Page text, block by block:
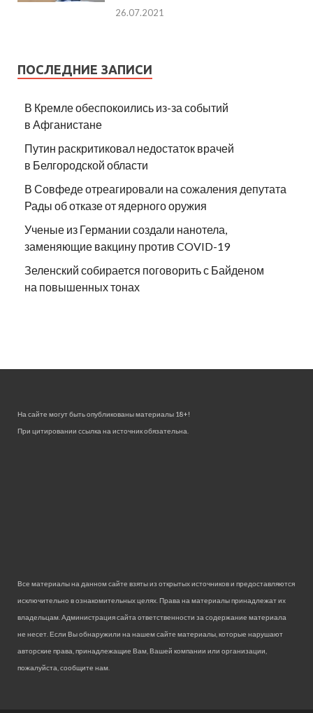
26.07.2021
ПОСЛЕДНИЕ ЗАПИСИ
В Кремле обеспокоились из-за событий
в Афганистане
Путин раскритиковал недостаток врачей
в Белгородской области
В Совфеде отреагировали на сожаления депутата
Рады об отказе от ядерного оружия
Ученые из Германии создали нанотела,
заменяющие вакцину против COVID-19
Зеленский собирается поговорить с Байденом
на повышенных тонах
На сайте могут быть опубликованы материалы 18+!
При цитировании ссылка на источник обязательна.
Все материалы на данном сайте взяты из открытых источников и предоставляются
исключительно в ознакомительных целях. Права на материалы принадлежат их
владельцам. Администрация сайта ответственности за содержание материала
не несет. Если Вы обнаружили на нашем сайте материалы, которые нарушают
авторские права, принадлежащие Вам, Вашей компании или организации,
пожалуйста, сообщите нам.